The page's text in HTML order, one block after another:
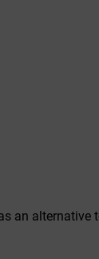
an alternative